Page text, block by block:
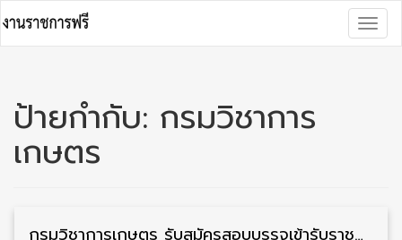
to
content
ป้ายกำกับ: กรมวิชาการ
เกษตร
กรมวิชาการเกษตร รับสมัครสอบบรรจุเข้ารับราชการ วุฒิ ป.ตรี ทุกสาขา 4 อัตรา รับสมัคร 1 – 22 ตุลาคม